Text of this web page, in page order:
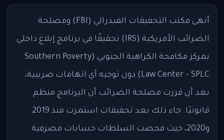
أنهى مكتب التحقيقات الفيدرالي (FBI) ومصلحة
الضرائب الأمريكية (IRS) تحقيقًا في برنامج إبلاغ داخلي
بمركز مكافحة الكراهية الجنوبي (Southern Poverty
Law Center - SPLC) دون توجيه أي اتهامات ضريبية،
بعد أن قررت مصلحة الضرائب أن البرنامج منظم
قانونيًا. جاء ذلك بعد تحقيقات استمرت منذ 2019
و2020، حيث فحصت السلطات حسابات مصرفية